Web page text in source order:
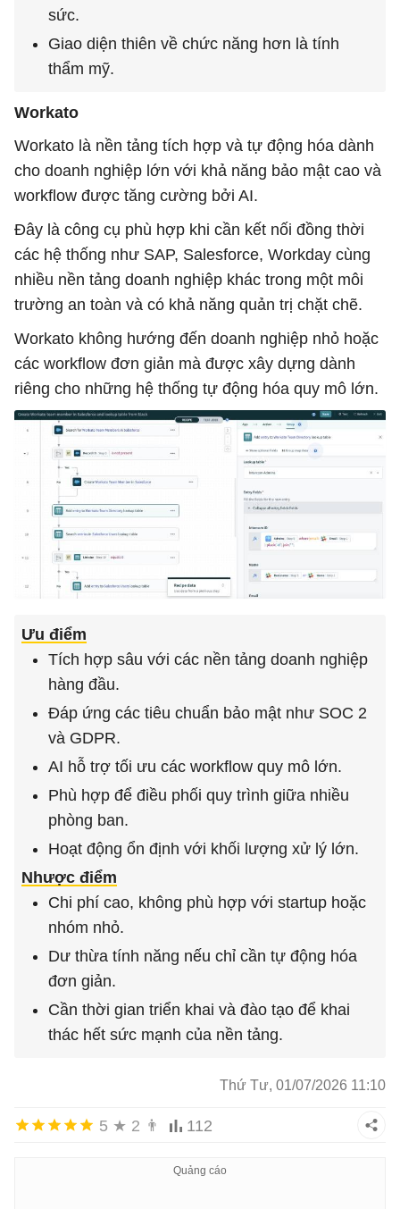
sức.
Giao diện thiên về chức năng hơn là tính
thẩm mỹ.
Workato
Workato là nền tảng tích hợp và tự động hóa dành
cho doanh nghiệp lớn với khả năng bảo mật cao và
workflow được tăng cường bởi AI.
Đây là công cụ phù hợp khi cần kết nối đồng thời
các hệ thống như SAP, Salesforce, Workday cùng
nhiều nền tảng doanh nghiệp khác trong một môi
trường an toàn và có khả năng quản trị chặt chẽ.
Workato không hướng đến doanh nghiệp nhỏ hoặc
các workflow đơn giản mà được xây dựng dành
riêng cho những hệ thống tự động hóa quy mô lớn.
Ưu điểm
Tích hợp sâu với các nền tảng doanh nghiệp
hàng đầu.
Đáp ứng các tiêu chuẩn bảo mật như SOC 2
và GDPR.
AI hỗ trợ tối ưu các workflow quy mô lớn.
Phù hợp để điều phối quy trình giữa nhiều
phòng ban.
Hoạt động ổn định với khối lượng xử lý lớn.
Nhược điểm
Chi phí cao, không phù hợp với startup hoặc
nhóm nhỏ.
Dư thừa tính năng nếu chỉ cần tự động hóa
đơn giản.
Cần thời gian triển khai và đào tạo để khai
thác hết sức mạnh của nền tảng.
Thứ Tư, 01/07/2026 11:10
5 ★ 2 👨 112